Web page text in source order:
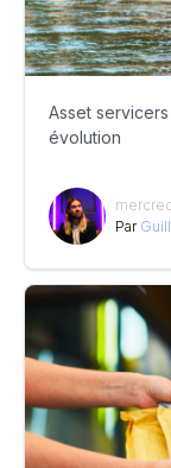
Asset
évolution
Par